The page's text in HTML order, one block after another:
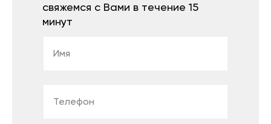
свяжемся с Вами в течение 15
минут